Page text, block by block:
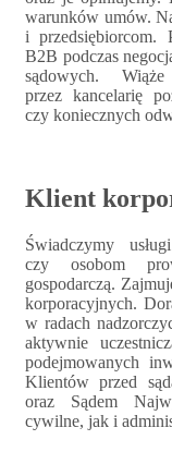
warunków umów.
i przedsiębiorcom.
B2B podczas
sądowych.
przez kancelarię
czy koniecznych
Klient
Świadczymy
czy osobom
gospodarczą.
korporacyjnych.
w radach
aktywnie
podejmowanych
Klientów przed
oraz Sądem
cywilne, jak i